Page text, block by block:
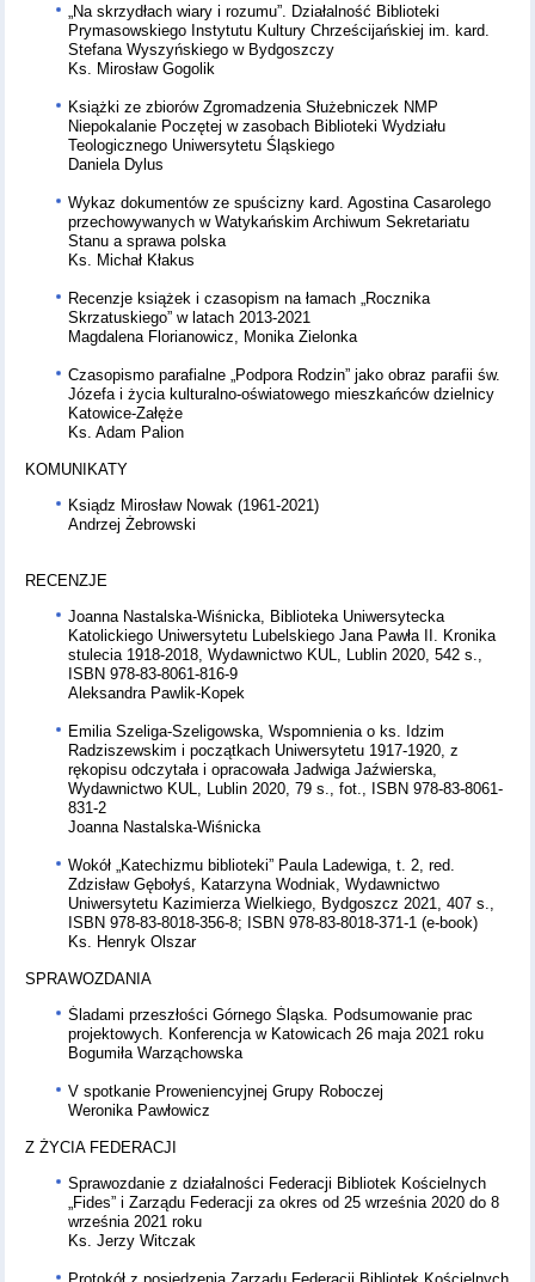
„Na skrzydłach wiary i rozumu”. Działalność Biblioteki
Prymasowskiego Instytutu Kultury Chrześcijańskiej im. kard.
Stefana Wyszyńskiego w Bydgoszczy
Ks. Mirosław Gogolik
Książki ze zbiorów Zgromadzenia Służebniczek NMP
Niepokalanie Poczętej w zasobach Biblioteki Wydziału
Teologicznego Uniwersytetu Śląskiego
Daniela Dylus
Wykaz dokumentów ze spuścizny kard. Agostina Casarolego
przechowywanych w Watykańskim Archiwum Sekretariatu
Stanu a sprawa polska
Ks. Michał Kłakus
Recenzje książek i czasopism na łamach „Rocznika
Skrzatuskiego” w latach 2013-2021
Magdalena Florianowicz, Monika Zielonka
Czasopismo parafialne „Podpora Rodzin” jako obraz parafii św.
Józefa i życia kulturalno-oświatowego mieszkańców dzielnicy
Katowice-Załęże
Ks. Adam Palion
KOMUNIKATY
Ksiądz Mirosław Nowak (1961-2021)
Andrzej Żebrowski
RECENZJE
Joanna Nastalska-Wiśnicka, Biblioteka Uniwersytecka
Katolickiego Uniwersytetu Lubelskiego Jana Pawła II. Kronika
stulecia 1918-2018, Wydawnictwo KUL, Lublin 2020, 542 s.,
ISBN 978-83-8061-816-9
Aleksandra Pawlik-Kopek
Emilia Szeliga-Szeligowska, Wspomnienia o ks. Idzim
Radziszewskim i początkach Uniwersytetu 1917-1920, z
rękopisu odczytała i opracowała Jadwiga Jaźwierska,
Wydawnictwo KUL, Lublin 2020, 79 s., fot., ISBN 978-83-8061-
831-2
Joanna Nastalska-Wiśnicka
Wokół „Katechizmu biblioteki” Paula Ladewiga, t. 2, red.
Zdzisław Gębołyś, Katarzyna Wodniak, Wydawnictwo
Uniwersytetu Kazimierza Wielkiego, Bydgoszcz 2021, 407 s.,
ISBN 978-83-8018-356-8; ISBN 978-83-8018-371-1 (e-book)
Ks. Henryk Olszar
SPRAWOZDANIA
Śladami przeszłości Górnego Śląska. Podsumowanie prac
projektowych. Konferencja w Katowicach 26 maja 2021 roku
Bogumiła Warząchowska
V spotkanie Proweniencyjnej Grupy Roboczej
Weronika Pawłowicz
Z ŻYCIA FEDERACJI
Sprawozdanie z działalności Federacji Bibliotek Kościelnych
„Fides” i Zarządu Federacji za okres od 25 września 2020 do 8
września 2021 roku
Ks. Jerzy Witczak